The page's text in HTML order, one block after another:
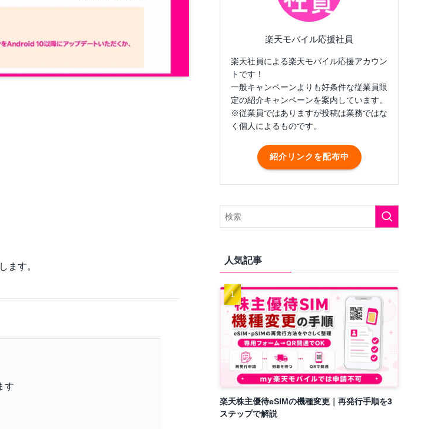
ます。
す
楽天モバイル応援社員
楽天社員による楽天モバイル応援アカウン
トです！
一般キャンペーンよりも好条件な従業員限
定の紹介キャンペーンを案内しています。
※従業員ではありますが投稿は業務ではな
く個人によるものです。
紹介リンクを配布中
人気記事
楽天株主優待eSIMの機種変更｜再発行手順を3
ステップで解説